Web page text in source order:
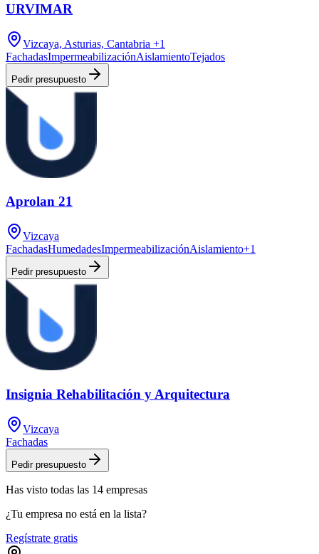
URVIMAR
Vizcaya, Asturias, Cantabria +1
FachadasImpermeabilizaciónAislamientoTejados
Pedir presupuesto
Aprolan 21
Vizcaya
FachadasHumedadesImpermeabilizaciónAislamiento+1
Pedir presupuesto
Insignia Rehabilitación y Arquitectura
Vizcaya
Fachadas
Pedir presupuesto
Has visto todas las 14 empresas
¿Tu empresa no está en la lista?
Regístrate gratis